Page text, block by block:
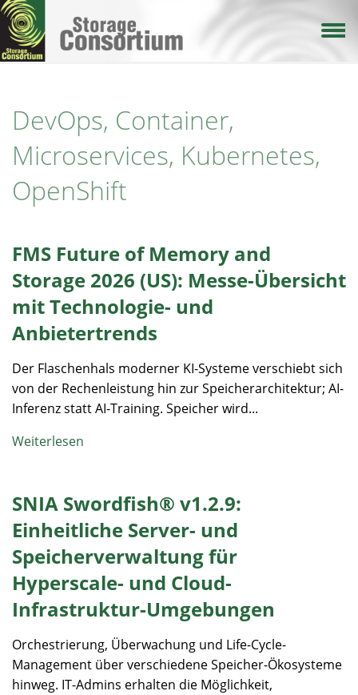
Direkt
zum
Inhalt
DevOps, Container,
Microservices, Kubernetes,
OpenShift
FMS Future of Memory and
Storage 2026 (US): Messe-Übersicht
mit Technologie- und
Anbietertrends
Der Flaschenhals moderner KI-Systeme verschiebt sich
von der Rechenleistung hin zur Speicherarchitektur; AI-
Inferenz statt AI-Training. Speicher wird...
Weiterlesen
SNIA Swordfish® v1.2.9:
Einheitliche Server- und
Speicherverwaltung für
Hyperscale- und Cloud-
Infrastruktur-Umgebungen
Orchestrierung, Überwachung und Life-Cycle-
Management über verschiedene Speicher-Ökosysteme
hinweg. IT-Admins erhalten die Möglichkeit,